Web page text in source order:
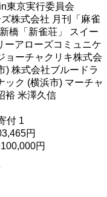
東京実行委員会
株式会社 月刊「麻雀
橋「新雀荘」 スイー
ーアローズコミュニケ
ョーチャクリキ株式会
) 株式会社ブルードラ
ック (横浜市) マーチャ
裕 米澤久信
付 1
円
円